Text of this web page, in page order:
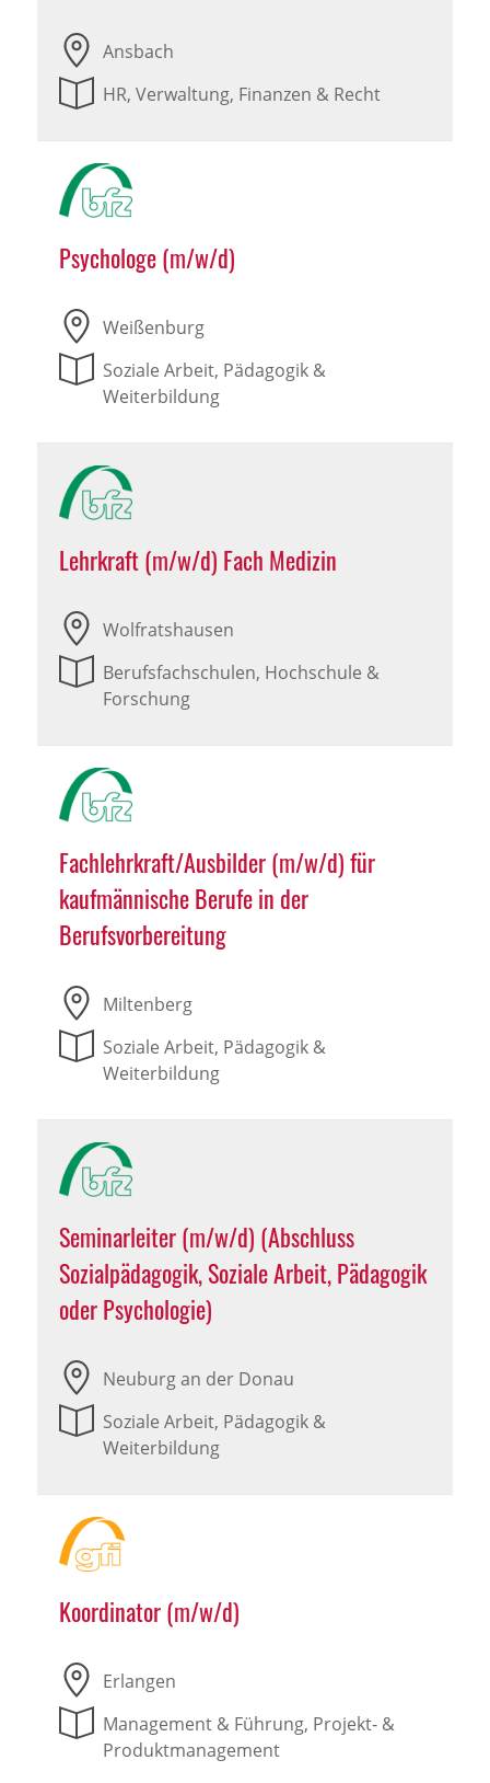
Ansbach
HR, Verwaltung, Finanzen & Recht
Psychologe (m/w/d)
Weißenburg
Soziale Arbeit, Pädagogik &
Weiterbildung
Lehrkraft (m/w/d) Fach Medizin
Wolfratshausen
Berufsfachschulen, Hochschule &
Forschung
Fachlehrkraft/Ausbilder (m/w/d) für
kaufmännische Berufe in der
Berufsvorbereitung
Miltenberg
Soziale Arbeit, Pädagogik &
Weiterbildung
Seminarleiter (m/w/d) (Abschluss
Sozialpädagogik, Soziale Arbeit, Pädagogik
oder Psychologie)
Neuburg an der Donau
Soziale Arbeit, Pädagogik &
Weiterbildung
Koordinator (m/w/d)
Erlangen
Management & Führung, Projekt- &
Produktmanagement